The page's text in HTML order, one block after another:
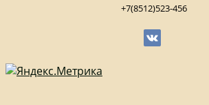
+7(8512)523-456